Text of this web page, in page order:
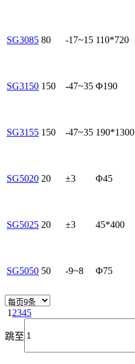
SG3085 80 -17~15 110*720
SG3150 150 -47~35 Φ190
SG3155 150 -47~35 190*1300
SG5020 20 ±3 Φ45
SG5025 20 ±3 45*400
SG5050 50 -9~8 Φ75
1 2345
跳至